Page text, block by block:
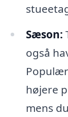
Sæson:
også
højere
mens